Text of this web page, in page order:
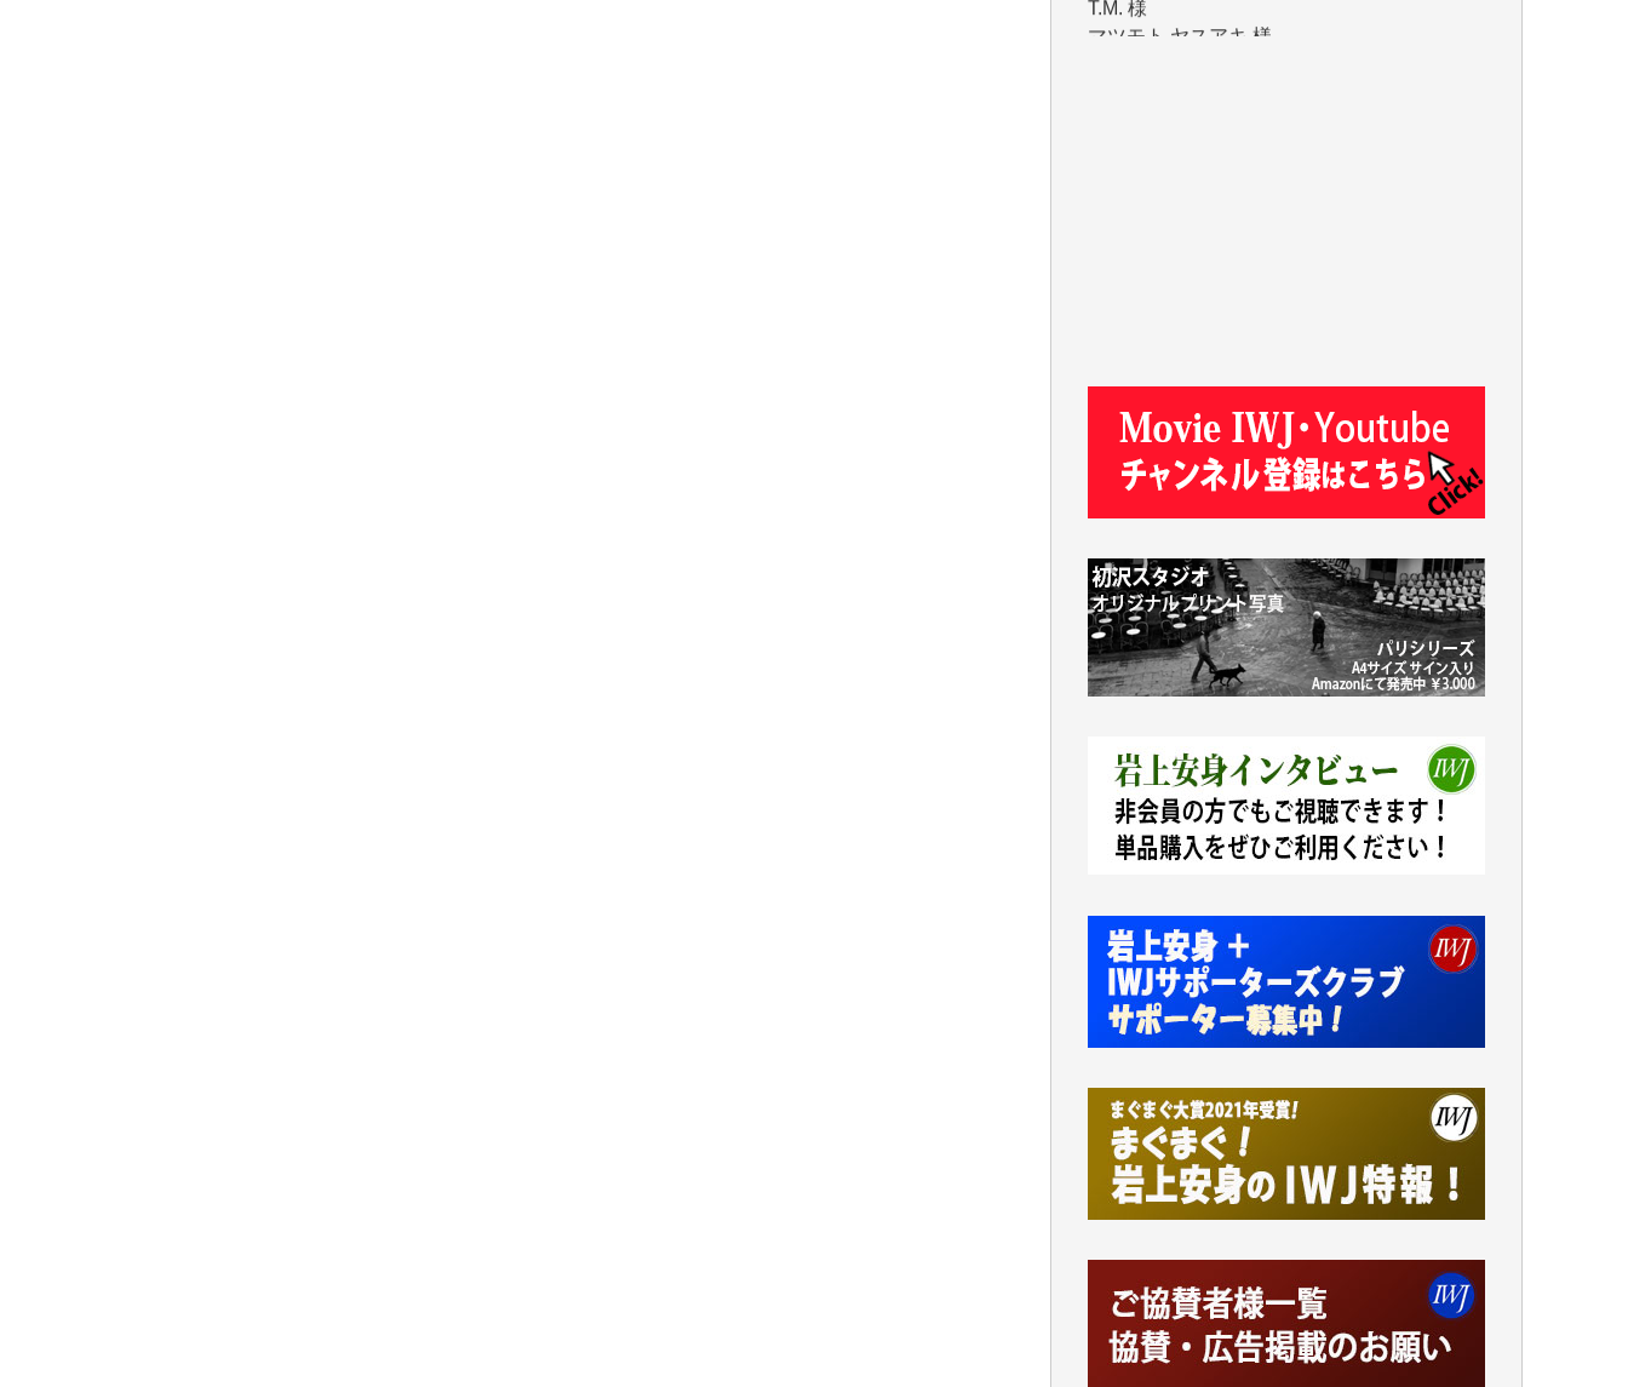
マシオン 恵美香 様
岩井 祐子 様
ASAKO TAKAESU 様
マシオン恵美香 様
平野智生 様
山本賢二 様
徳山匡 様
金 盛起 様
塩川 晃平 様
松本益美 様
井出 隆太 様
藤田英之 様
藤岡比左志 様
井出 隆太 様
小池説夫 様
諸般の事情によりIWJ会費払えず今は非会員
です。市民側に立つ講演会にIWJのカメラマ
ンをよく拝見しております。コンテンツが失
われるのはあまりにもったいない。少しでも
お役立てください。（H.O.様）
今日、僅かですがカンパしました。（T.M.
様）
今日、僅かですがカンパしました。IWJの危
かねてよりIWJが発してきた膨大な取材記事
や解説記事、そして各界の方々とのインタビ
ューは大袈裟ではなく、極めて重要な知的財